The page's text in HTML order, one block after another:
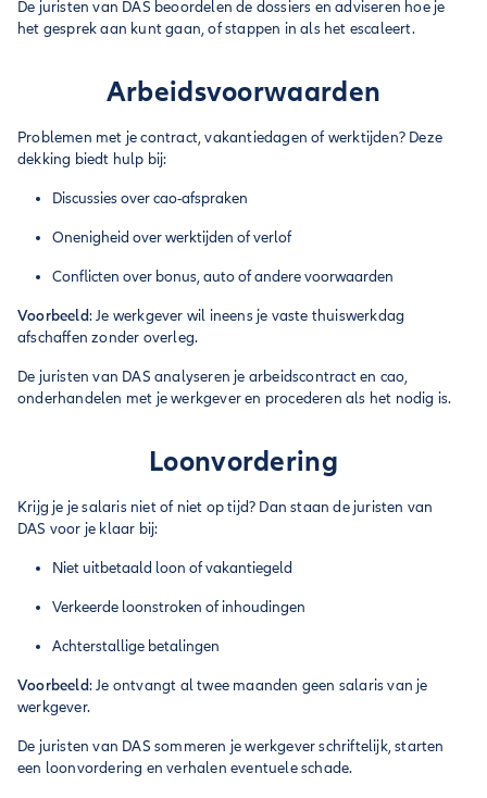
De juristen van DAS beoordelen de dossiers en adviseren hoe je
het gesprek aan kunt gaan, of stappen in als het escaleert.
Arbeidsvoorwaarden
Problemen met je contract, vakantiedagen of werktijden? Deze
dekking biedt hulp bij:
Discussies over cao-afspraken
Onenigheid over werktijden of verlof
Conflicten over bonus, auto of andere voorwaarden
Voorbeeld: Je werkgever wil ineens je vaste thuiswerkdag
afschaffen zonder overleg.
De juristen van DAS analyseren je arbeidscontract en cao,
onderhandelen met je werkgever en procederen als het nodig is.
Loonvordering
Krijg je je salaris niet of niet op tijd? Dan staan de juristen van
DAS voor je klaar bij:
Niet uitbetaald loon of vakantiegeld
Verkeerde loonstroken of inhoudingen
Achterstallige betalingen
Voorbeeld: Je ontvangt al twee maanden geen salaris van je
werkgever.
De juristen van DAS sommeren je werkgever schriftelijk, starten
een loonvordering en verhalen eventuele schade.